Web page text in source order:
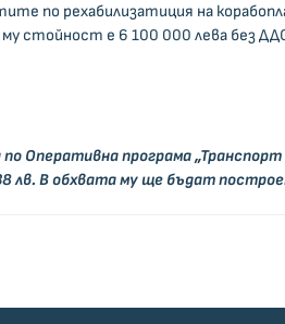
по рехабилизатиция на
му стойност е 6 100 000 лева без
по Оперативна програма
лв. В обхвата му ще бъдат